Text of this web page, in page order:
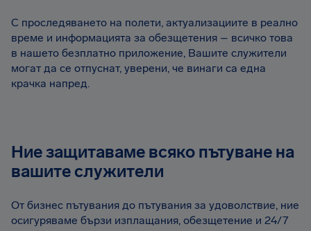
С проследяването на полети, актуализациите в реално
време и информацията за обезщетения – всичко това
в нашето безплатно приложение, Вашите служители
могат да се отпуснат, уверени, че винаги са една
крачка напред.
Ние защитаваме всяко пътуване на
вашите служители
От бизнес пътувания до пътувания за удоволствие, ние
осигуряваме бързи изплащания, обезщетение и 24/7